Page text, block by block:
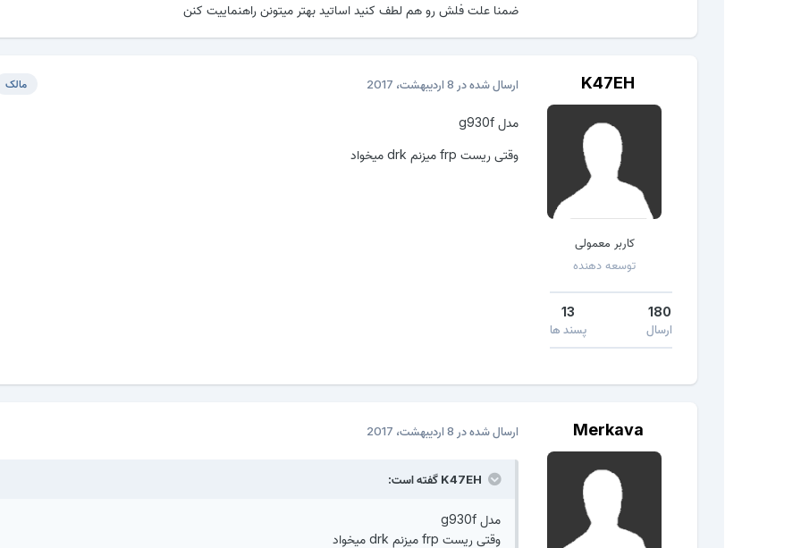
ضمنا علت فلش رو هم لطف کنید اساتید بهتر میتونن راهنماییت کنن
K47EH
کاربر معمولی
توسعه دهنده
180
ارسال
13
پسند ها
مالک ارسال شده در 8 اردیبهشت، 2017
مدل g930f
وقتی ریست frp میزنم drk میخواد
Merkava ارسال شده در 8 اردیبهشت، 2017
مدل g930f
وقتی ریست frp میزنم drk میخواد